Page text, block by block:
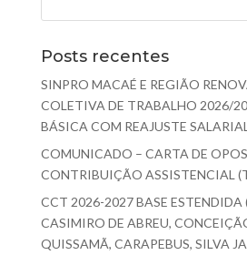
Posts recentes
SINPRO MACAÉ E REGIÃO
COLETIVA DE TRABALHO 2026/
BÁSICA COM REAJUSTE
COMUNICADO – CARTA DE
CONTRIBUIÇÃO ASSISTENCIAL
CCT 2026-2027 BASE ESTENDIDA
CASIMIRO DE ABREU,
QUISSAMÃ, CARAPEBUS, SILVA